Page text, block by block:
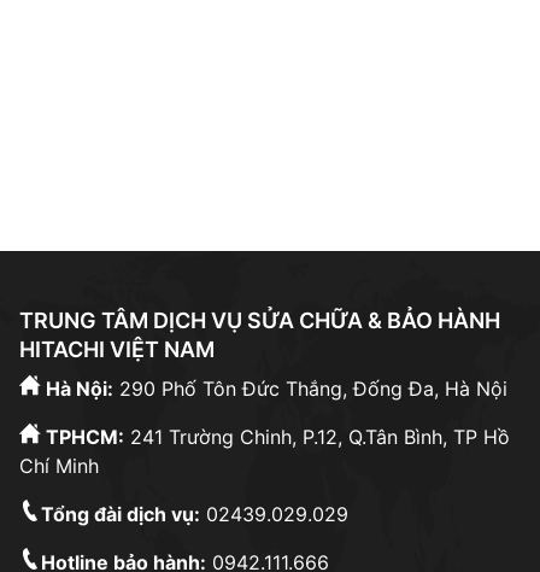
TRUNG TÂM DỊCH VỤ SỬA CHỮA & BẢO HÀNH
HITACHI VIỆT NAM
Hà Nội: 290 Phố Tôn Đức Thắng, Đống Đa, Hà Nội
TPHCM: 241 Trường Chinh, P.12, Q.Tân Bình, TP Hồ
Chí Minh
Tổng đài dịch vụ: 02439.029.029
Hotline bảo hành: 0942.111.666